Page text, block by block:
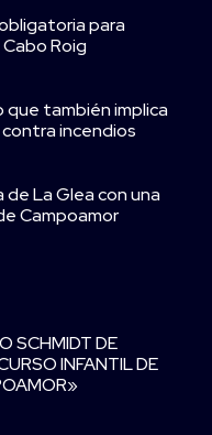
para
Roig
que también implica
incendios
de La Glea con una
Campoamor
SCHMIDT DE
INFANTIL DE